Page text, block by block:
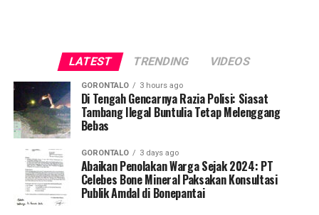
LATEST TRENDING VIDEOS
GORONTALO 3 hours ago
Di Tengah Gencarnya Razia Polisi: Siasat
Tambang Ilegal Buntulia Tetap Melenggang
Bebas
GORONTALO 3 days ago
Abaikan Penolakan Warga Sejak 2024: PT
Celebes Bone Mineral Paksakan Konsultasi
Publik Amdal di Bonepantai